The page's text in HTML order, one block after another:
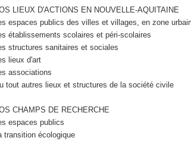
LIEUX D'ACTIONS EN NOUVELLE-AQUITAINE
espaces publics des villes et villages, en zone
établissements scolaires et péri-scolaires
structures sanitaires et sociales
lieux d'art
associations
tout autres lieux et structures de la société civile
CHAMPS DE RECHERCHE
espaces publics
transition écologique